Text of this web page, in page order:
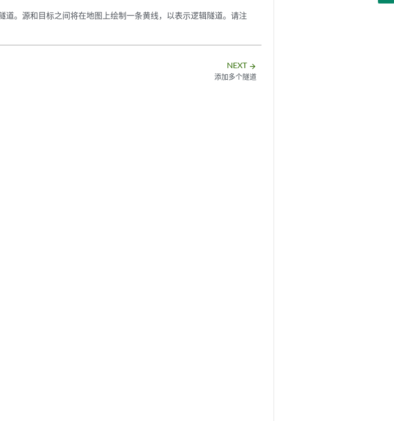
道。源和目标之间将在地图上绘制一条黄线，以表示逻辑隧道。请注
NEXT arrow_forward
添加多个隧道